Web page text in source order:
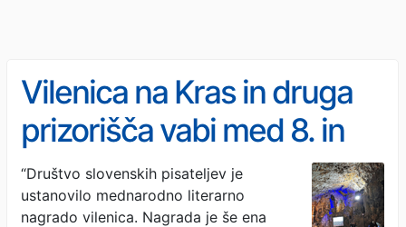
Vilenica na Kras in druga
prizorišča vabi med 8. in
14. septembrom
“Društvo slovenskih pisateljev je
ustanovilo mednarodno literarno
nagrado vilenica. Nagrada je še ena